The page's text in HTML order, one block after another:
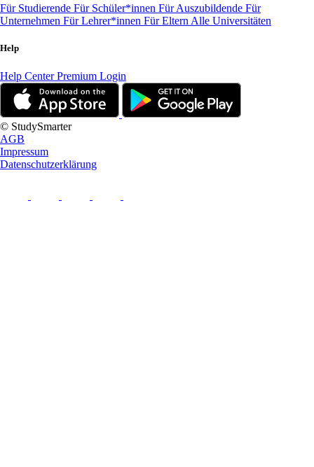
Für Studierende Für Schüler*innen Für Auszubildende Für
Unternehmen Für Lehrer*innen Für Eltern Alle Universitäten
Help
Help CenterPremium Login
© StudySmarter
AGB
Impressum
Datenschutzerklärung